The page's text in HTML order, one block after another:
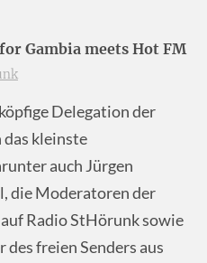
Gambia meets Hot FM
Delegation der
das kleinste
auch Jürgen
die Moderatoren der
auf Radio StHörunk sowie
freien Senders aus